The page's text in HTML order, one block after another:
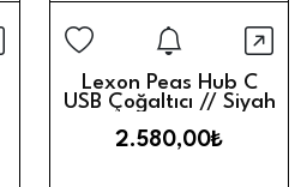
Haber Ver
Görünüm
Stoğa
Lexon Peas Hub C
USB Çoğaltıcı // Siyah
2.580,00₺